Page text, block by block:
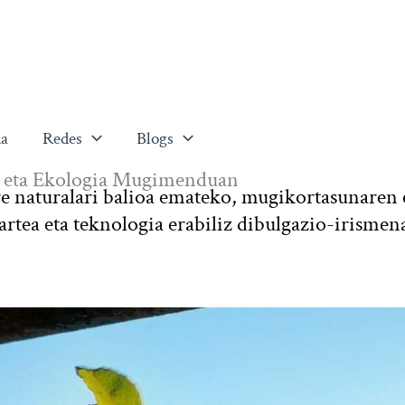
Redes Blogs
Ekologia Mugimenduan
balioa emateko, mugikortasunaren
eta teknologia erabiliz dibulgazio-